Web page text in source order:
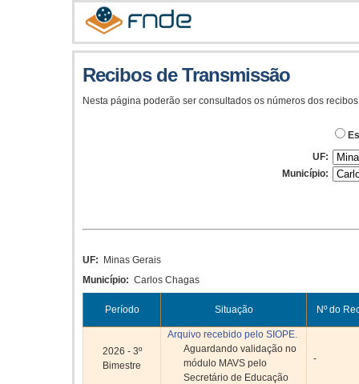
Recibos de Transmissão
Nesta página poderão ser consultados os números dos
UF:
Município:
UF:
Minas Gerais
Município: Carlos Chagas
Período Situação Nº do
2026 - 3º
Bimestre
Arquivo recebido pelo SIOPE.
Aguardando validação no
módulo MAVS pelo
Secretário de Educação
-